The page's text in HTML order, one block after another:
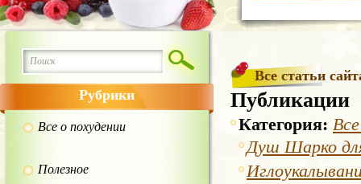
Рубрики
Все о похудении
Полезное
Все статьи
Публикации
Категория:
Душ Шарко